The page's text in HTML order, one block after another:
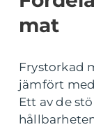
mat
Frystorkad
jämfört
Ett av de